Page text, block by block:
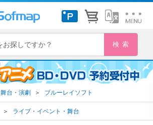
舞台・演劇 ＞ ブルーレイソフト
＞ ライブ・イベント・舞台